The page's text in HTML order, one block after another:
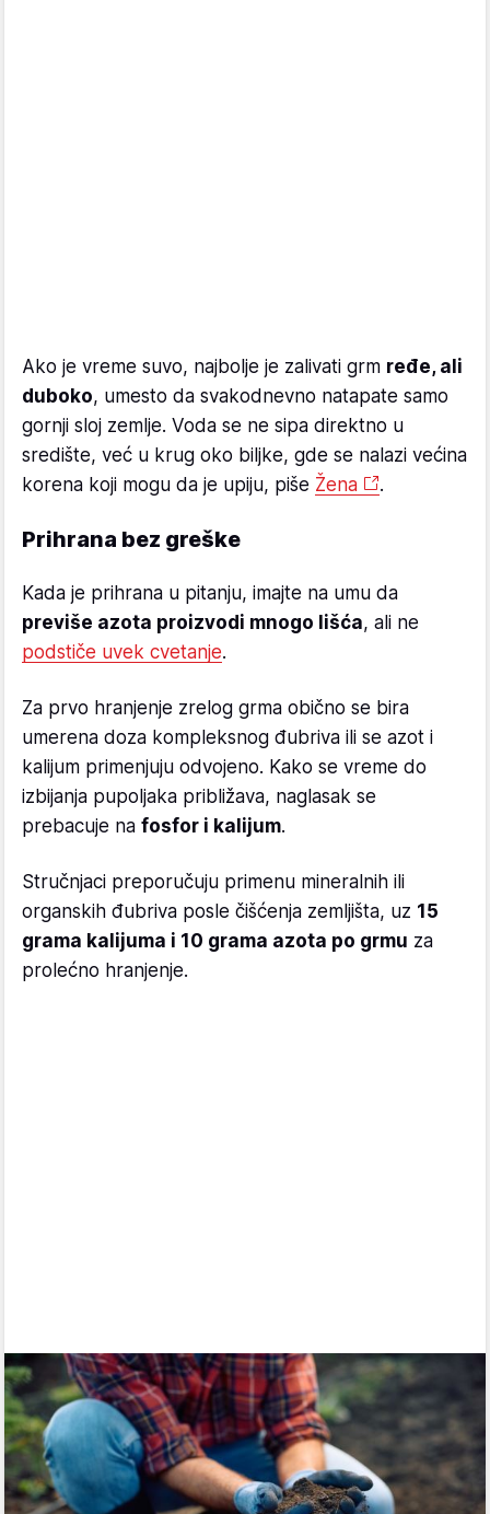
Ako je vreme suvo, najbolje je zalivati grm ređe, ali
duboko, umesto da svakodnevno natapate samo
gornji sloj zemlje. Voda se ne sipa direktno u
središte, već u krug oko biljke, gde se nalazi većina
korena koji mogu da je upiju, piše Žena .
Prihrana bez greške
Kada je prihrana u pitanju, imajte na umu da
previše azota proizvodi mnogo lišća, ali ne
podstiče uvek cvetanje.
Za prvo hranjenje zrelog grma obično se bira
umerena doza kompleksnog đubriva ili se azot i
kalijum primenjuju odvojeno. Kako se vreme do
izbijanja pupoljaka približava, naglasak se
prebacuje na fosfor i kalijum.
Stručnjaci preporučuju primenu mineralnih ili
organskih đubriva posle čišćenja zemljišta, uz 15
grama kalijuma i 10 grama azota po grmu za
prolećno hranjenje.